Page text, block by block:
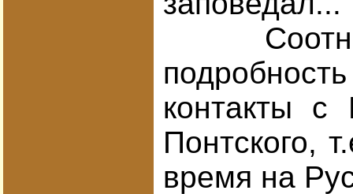
контакты
Понтского,
время на